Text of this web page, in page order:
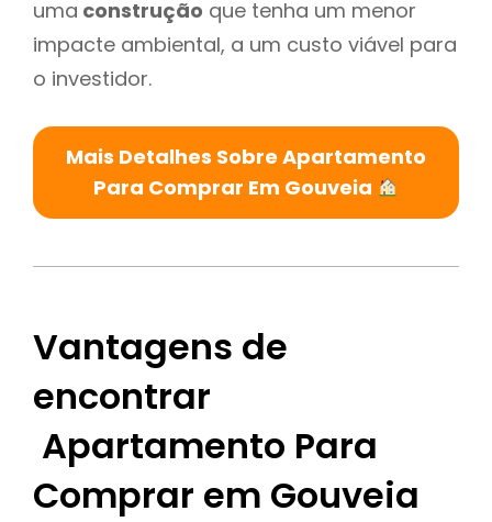
uma construção que tenha um menor
impacte ambiental, a um custo viável para
o investidor.
Mais Detalhes Sobre Apartamento
Para Comprar Em Gouveia
Vantagens de
encontrar
Apartamento Para
Comprar em Gouveia